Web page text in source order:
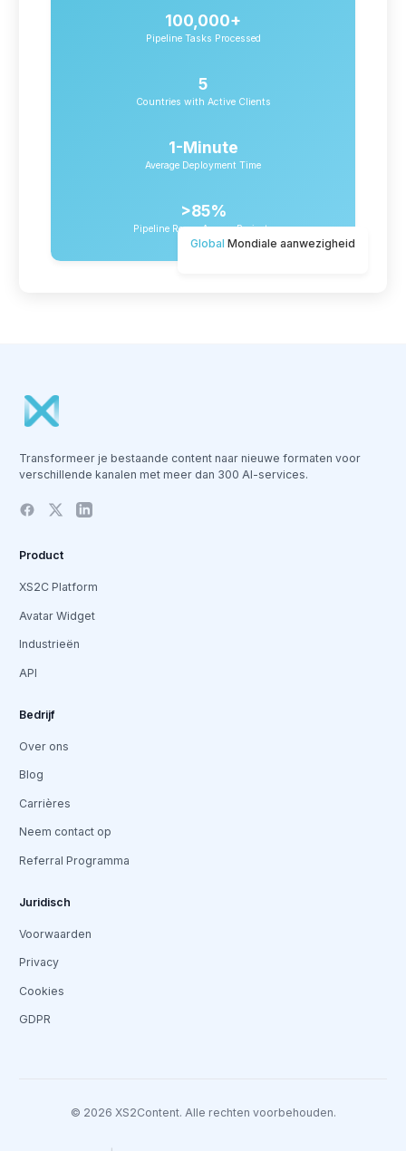
100,000+
Pipeline Tasks Processed
5
Countries with Active Clients
1-Minute
Average Deployment Time
>85%
Pipeline Reuse Across Projects
Global Mondiale aanwezigheid
Transformeer je bestaande content naar nieuwe formaten voor
verschillende kanalen met meer dan 300 AI-services.
Product
XS2C Platform
Avatar Widget
Industrieën
API
Bedrijf
Over ons
Blog
Carrières
Neem contact op
Referral Programma
Juridisch
Voorwaarden
Privacy
Cookies
GDPR
© 2026 XS2Content. Alle rechten voorbehouden.